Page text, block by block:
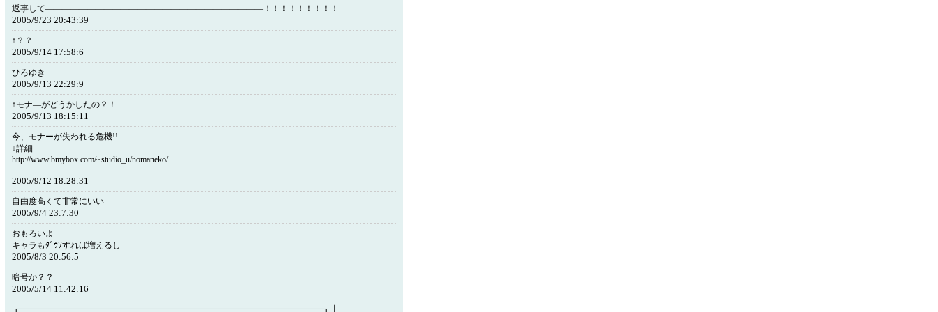
返事して――――――――――――――――――――――――――！！！！！！！！！
2005/9/23 20:43:39
↑？？
2005/9/14 17:58:6
ひろゆき
2005/9/13 22:29:9
↑モナ―がどうかしたの？！
2005/9/13 18:15:11
今、モナーが失われる危機!!
↓詳細
http://www.bmybox.com/~studio_u/nomaneko/
2005/9/12 18:28:31
自由度高くて非常にいい
2005/9/4 23:7:30
おもろいよ
キャラもﾀﾞｳｿすれば増えるし
2005/8/3 20:56:5
暗号か？？
2005/5/14 11:42:16
┏━━━━━━━━━━━━━━━━━━━━━━━━━━━━━━━━━━━━┓┃